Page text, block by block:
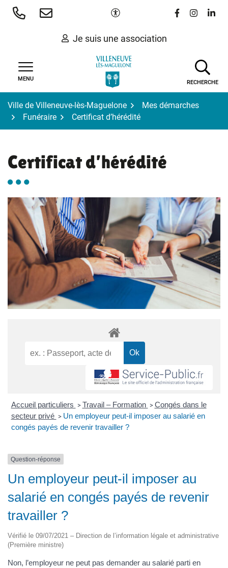
Aller
Paramètres d'accessibilité
Lien vers le
Lien vers
Lien
Je suis une association
MENU
RECHERCHE
Ville de Villeneuve-lès-Maguelone
Mes démarches
Funéraire
Certificat d’hérédité
Certificat d’hérédité
Accueil particuliers > Travail – Formation > Congés dans le
secteur privé > Un employeur peut-il imposer au salarié en
congés payés de revenir travailler ?
Question-réponse
Un employeur peut-il imposer au
salarié en congés payés de revenir
travailler ?
Vérifié le 09/07/2021 – Direction de l’information légale et administrative
(Première ministre)
Non, l’employeur ne peut pas demander au salarié parti en